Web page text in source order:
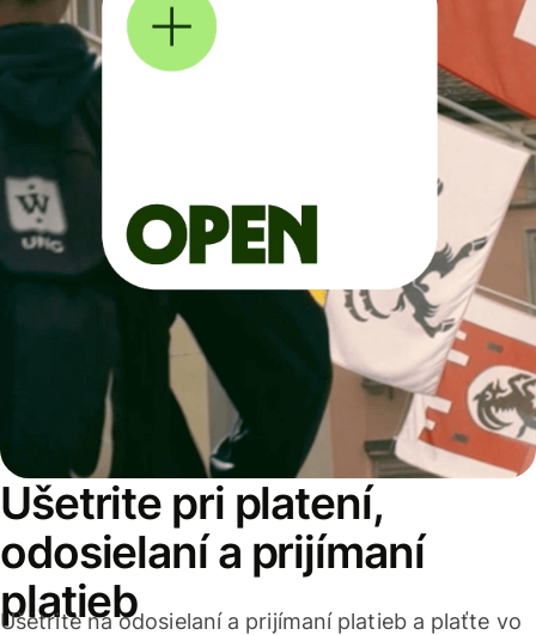
Ušetrite pri platení,
odosielaní a prijímaní
platieb
Ušetrite na odosielaní a prijímaní platieb a plaťte vo